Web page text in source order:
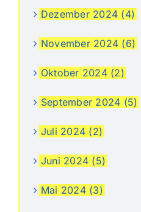
Dezember 2024 (4)
November 2024 (6)
Oktober 2024 (2)
September 2024 (5)
Juli 2024 (2)
Juni 2024 (5)
Mai 2024 (3)